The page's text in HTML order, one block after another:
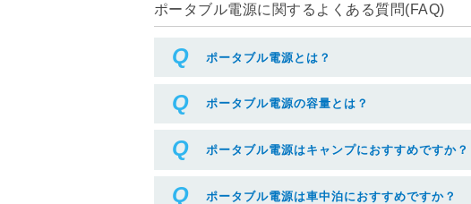
ポータブル電源に関するよくある質問(FAQ)
ポータブル電源とは？
ポータブル電源の容量とは？
ポータブル電源はキャンプにおすすめですか？
ポータブル電源は車中泊におすすめですか？